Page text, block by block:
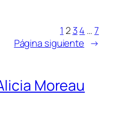
1 2 34 …7
Página siguiente →
Moreau